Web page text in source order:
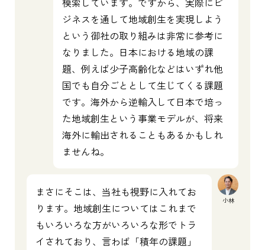
ジネスを通して地域創生を実現しよう
という御社の取り組みは非常に参考に
なりました。日本における地域の課
題、例えば少子高齢化などはいずれ他
国でも自分ごととして生じてくる課題
です。海外から逆輸入して日本で培っ
た地域創生という事業モデルが、将来
海外に輸出されることもあるかもしれ
ませんね。
小林
まさにそこは、当社も視野に入れてお
ります。地域創生についてはこれまで
もいろいろな方がいろいろな形でトラ
イされており、言わば「積年の課題」